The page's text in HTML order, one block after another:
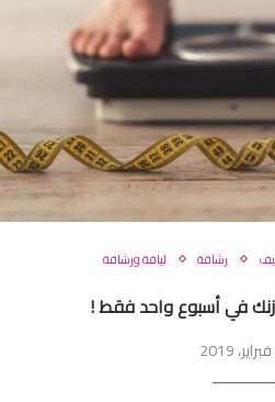
رشاقة لياقة ورشاقة